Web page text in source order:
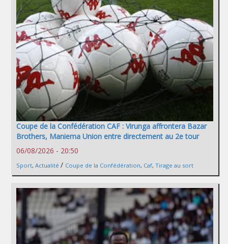
Coupe de la Confédération CAF : Virunga affrontera Bazar
Brothers, Maniema Union entre directement au 2e tour
06/08/2026 - 20:50
Sport, Actualité / Coupe de la Confédération, Caf, Tirage au sort